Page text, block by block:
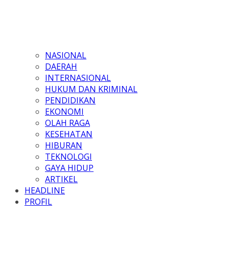
NASIONAL
DAERAH
INTERNASIONAL
HUKUM DAN KRIMINAL
PENDIDIKAN
EKONOMI
OLAH RAGA
KESEHATAN
HIBURAN
TEKNOLOGI
GAYA HIDUP
ARTIKEL
HEADLINE
PROFIL